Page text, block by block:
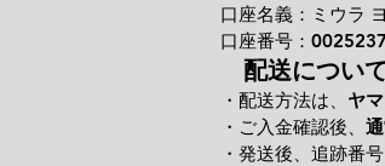
口座名義：ミウラ
口座番号：0025237
配送につい
・配送方法は、 ヤ
・ご入金確認後、
・発送後、追跡番